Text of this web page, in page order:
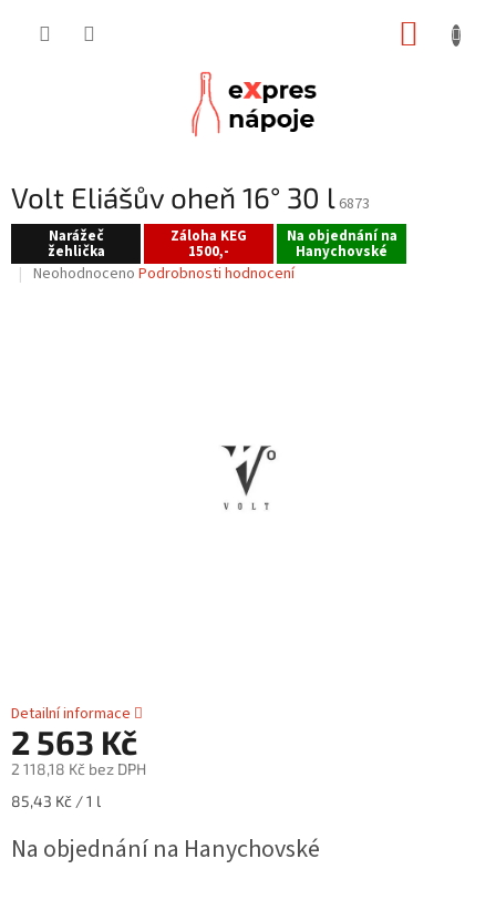
Volt Eliášův oheň 16° 30 l 6873
Narážeč
žehlička
Záloha KEG
1500,-
Na objednání na
Hanychovské
Průměrné
Neohodnoceno Podrobnosti hodnocení
Detailní informace
2 563 Kč
2 118,18 Kč bez DPH
Měrná
85,43 Kč / 1 l
Na objednání na Hanychovské